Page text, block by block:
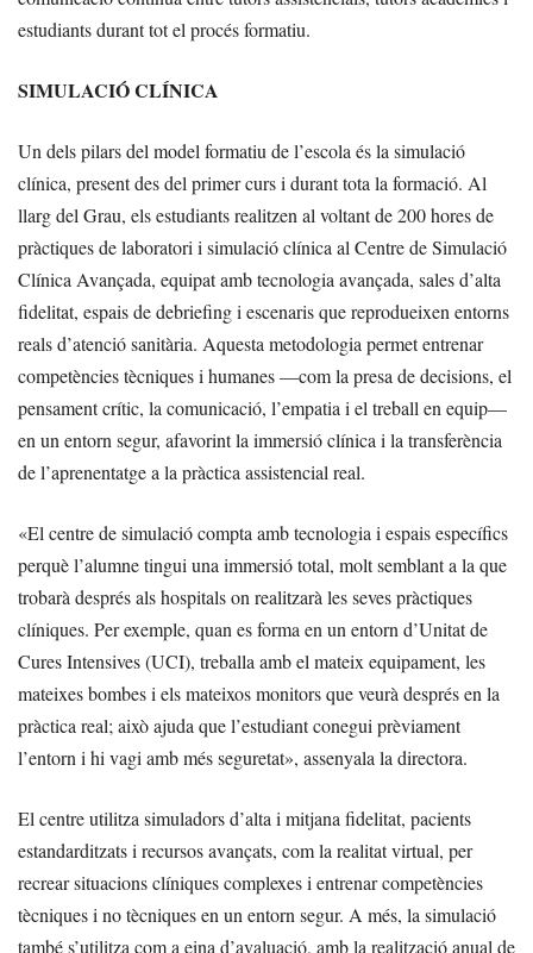
estudiants durant tot el procés formatiu.
SIMULACIÓ CLÍNICA
Un dels pilars del model formatiu de l’escola és la simulació
clínica, present des del primer curs i durant tota la formació. Al
llarg del Grau, els estudiants realitzen al voltant de 200 hores de
pràctiques de laboratori i simulació clínica al Centre de Simulació
Clínica Avançada, equipat amb tecnologia avançada, sales d’alta
fidelitat, espais de debriefing i escenaris que reprodueixen entorns
reals d’atenció sanitària. Aquesta metodologia permet entrenar
competències tècniques i humanes —com la presa de decisions, el
pensament crític, la comunicació, l’empatia i el treball en equip—
en un entorn segur, afavorint la immersió clínica i la transferència
de l’aprenentatge a la pràctica assistencial real.
«El centre de simulació compta amb tecnologia i espais específics
perquè l’alumne tingui una immersió total, molt semblant a la que
trobarà després als hospitals on realitzarà les seves pràctiques
clíniques. Per exemple, quan es forma en un entorn d’Unitat de
Cures Intensives (UCI), treballa amb el mateix equipament, les
mateixes bombes i els mateixos monitors que veurà després en la
pràctica real; això ajuda que l’estudiant conegui prèviament
l’entorn i hi vagi amb més seguretat», assenyala la directora.
El centre utilitza simuladors d’alta i mitjana fidelitat, pacients
estandarditzats i recursos avançats, com la realitat virtual, per
recrear situacions clíniques complexes i entrenar competències
tècniques i no tècniques en un entorn segur. A més, la simulació
també s’utilitza com a eina d’avaluació, amb la realització anual de